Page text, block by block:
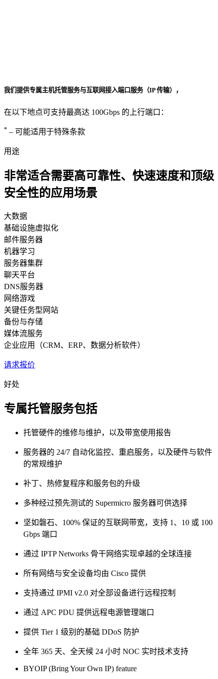
我们提供专属主机托管服务与互联网接入端口服务（IP 传输），
在以下地点可支持最高达 100Gbps 的上行端口：
* – 可能适用于特殊条款
用途
非常适合需要高可靠性、快速速度和顶级
安全性的应用场景
大数据
基础设施虚拟化
邮件服务器
机器学习
服务器集群
聊天平台
DNS服务器
网络游戏
关键任务型网站
备份与存储
媒体流服务
企业应用（CRM、ERP、数据分析软件）
请求报价
好处
专属托管服务包括
托管硬件的维修与维护，以及带宽使用报告
服务器的 24/7 自动化监控、重启服务，以及硬件与软件
的常规维护
补丁、热修复程序和服务包的升级
多种经过预先测试的 Supermicro 服务器可供选择
坚如磐石、100% 保证的互联网带宽，支持 1、10 或 100
Gbps 端口
通过 IPTP Networks 骨干网络实现卓越的全球连接
所有网络与安全设备均由 Cisco 提供
支持通过 IPMI v2.0 对全部设备进行远程控制
通过 APC PDU 提供远程电源管理端口
提供 Tier 1 级别的基础 DDoS 防护
全年 365 天、全天候 24 小时 NOC 实时技术支持
BYOIP (Bring Your Own IP) feature